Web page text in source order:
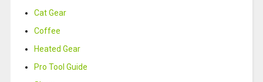
Cat Gear
Coffee
Heated Gear
Pro Tool Guide